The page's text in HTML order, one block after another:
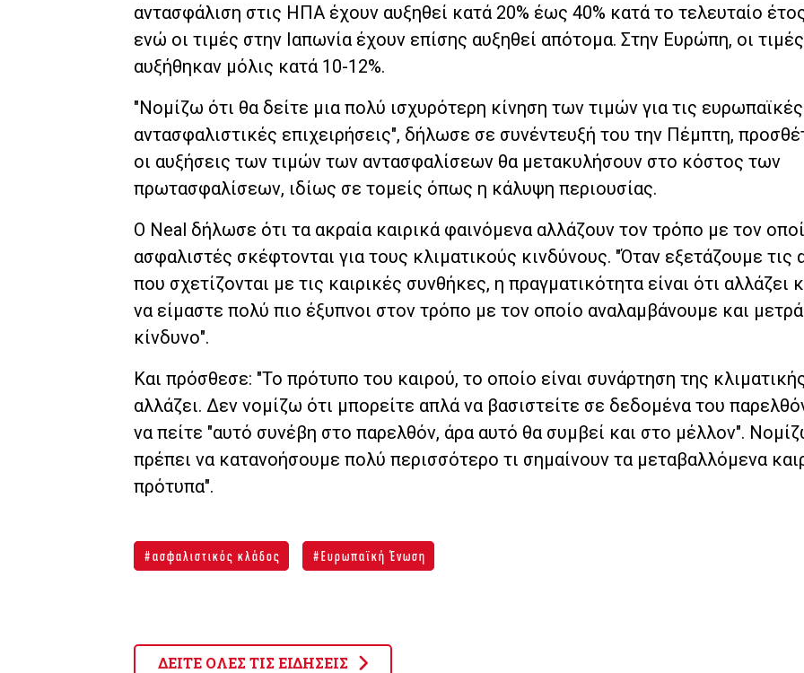
αντασφάλιση στις ΗΠΑ έχουν αυξηθεί κατά 20% έως 40% κατά το τελευταίο
ενώ οι τιμές στην Ιαπωνία έχουν επίσης αυξηθεί απότομα. Στην Ευρώπη, οι τιμές
αυξήθηκαν μόλις κατά 10-12%.
"Νομίζω ότι θα δείτε μια πολύ ισχυρότερη κίνηση των τιμών για τις ευρωπαϊκές
αντασφαλιστικές επιχειρήσεις", δήλωσε σε συνέντευξή του την Πέμπτη,
οι αυξήσεις των τιμών των αντασφαλίσεων θα μετακυλήσουν στο κόστος των
πρωτασφαλίσεων, ιδίως σε τομείς όπως η κάλυψη περιουσίας.
Ο Neal δήλωσε ότι τα ακραία καιρικά φαινόμενα αλλάζουν τον τρόπο με τον
ασφαλιστές σκέφτονται για τους κλιματικούς κινδύνους. "Όταν εξετάζουμε τις
που σχετίζονται με τις καιρικές συνθήκες, η πραγματικότητα είναι ότι αλλάζει
να είμαστε πολύ πιο έξυπνοι στον τρόπο με τον οποίο αναλαμβάνουμε και
κίνδυνο".
Και πρόσθεσε: "Το πρότυπο του καιρού, το οποίο είναι συνάρτηση της
αλλάζει. Δεν νομίζω ότι μπορείτε απλά να βασιστείτε σε δεδομένα του
να πείτε "αυτό συνέβη στο παρελθόν, άρα αυτό θα συμβεί και στο μέλλον".
πρέπει να κατανοήσουμε πολύ περισσότερο τι σημαίνουν τα μεταβαλλόμενα
πρότυπα".
ασφαλιστικός κλάδος Ευρωπαϊκή Ένωση
ΔΕΙΤΕ ΟΛΕΣ ΤΙΣ ΕΙΔΗΣΕΙΣ